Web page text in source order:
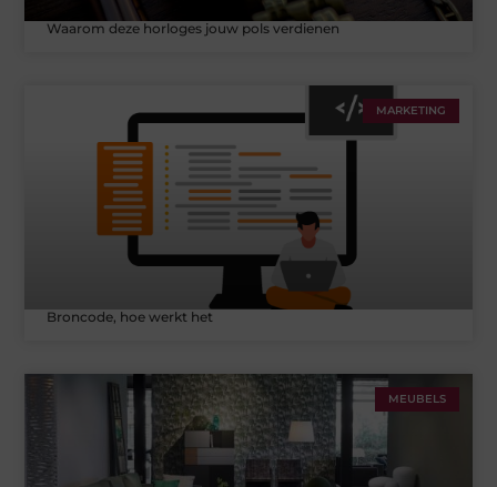
Waarom deze horloges jouw pols verdienen
MARKETING
Broncode, hoe werkt het
MEUBELS